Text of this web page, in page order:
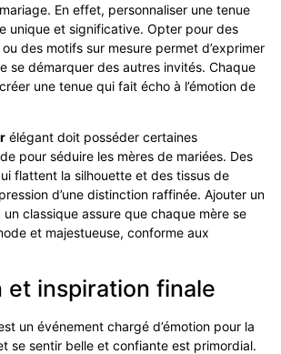
En effet, personnaliser une tenue
unique et significative. Opter pour des
des motifs sur mesure permet d’exprimer
se démarquer des autres invités. Chaque
une tenue qui fait écho à l’émotion de
élégant doit posséder certaines
pour séduire les mères de mariées. Des
flattent la silhouette et des tissus de
d’une distinction raffinée. Ajouter un
classique assure que chaque mère se
et majestueuse, conforme aux
et inspiration finale
un événement chargé d’émotion pour la
se sentir belle et confiante est primordial.